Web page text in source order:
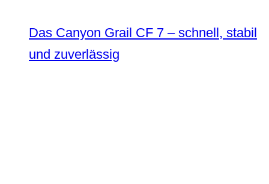
Das Canyon Grail CF 7 – schnell, stabil
und zuverlässig